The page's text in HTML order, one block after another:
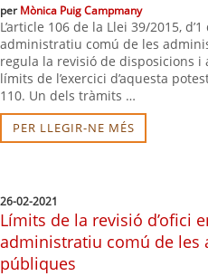
perMònica Puig Campmany
L’article 106 de la Llei 39/2015,
administratiu comú de les
regula la revisió de disposicions i
límits de l’exercici d’aquesta
110. Un dels tràmits …
PER LLEGIR-NE MÉS
26-02-2021
Límits de la revisió d’ofici
administratiu comú de les
públiques